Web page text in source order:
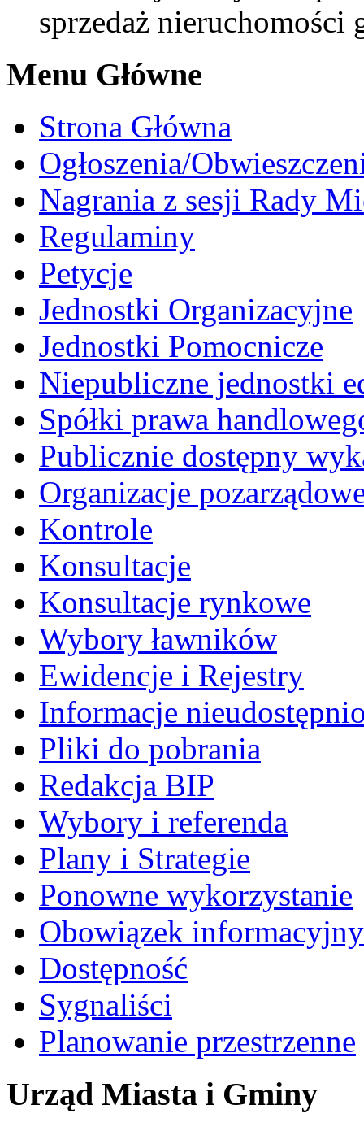
sprzedaż
Menu Główne
Strona Główna
Ogłoszenia/
Nagrania z sesji Rady
Regulaminy
Petycje
Jednostki Organizacyjne
Jednostki Pomocnicze
Niepubliczne jednostki
Spółki prawa
Publicznie dostępny
Organizacje
Kontrole
Konsultacje
Konsultacje rynkowe
Wybory ławników
Ewidencje i Rejestry
Informacje
Pliki do pobrania
Redakcja BIP
Wybory i referenda
Plany i Strategie
Ponowne wykorzystanie
Obowiązek informacyjny
Dostępność
Sygnaliści
Planowanie przestrzenne
Urząd Miasta i Gminy